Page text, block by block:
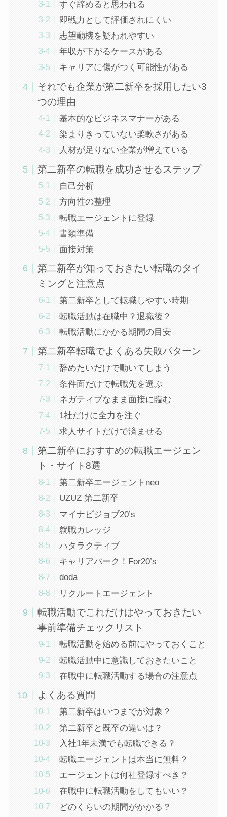
すぐ辞めると思われる
即戦力として評価されにくい
志望動機を疑われやすい
年収が下がるケースがある
キャリアに傷がつく可能性がある
それでも企業が第二新卒を採用したい3
つの理由
基本的なビジネスマナーがある
染まりきっていない柔軟さがある
人材が足りない企業が増えている
第二新卒の転職を成功させるステップ
自己分析
方向性の整理
転職エージェントに登録
書類準備
面接対策
第二新卒が知っておきたい転職のタイ
ミングと注意点
第二新卒として転職しやすい時期
転職活動は在職中？退職後？
転職活動にかかる期間の目安
第二新卒転職でよくある失敗パターン
辞めたいだけで動いてしまう
条件面だけで転職先を選ぶ
ネガティブなまま面接に臨む
1社だけに全力を注ぐ
求人サイトだけで済ませる
第二新卒におすすめの転職エージェン
ト・サイト8選
第二新卒エージェントneo
UZUZ 第二新卒
マイナビジョブ20’s
就職カレッジ
ハタラクティブ
キャリアパーク！For20’s
doda
リクルートエージェント
転職活動でこれだけはやっておきたい
事前準備チェックリスト
転職活動を始める前にやっておくこと
転職活動中に意識しておきたいこと
在職中に転職活動する場合の注意点
よくある質問
第二新卒はいつまでが対象？
第二新卒と既卒の違いは？
入社1年未満でも転職できる？
転職エージェントは本当に無料？
エージェントは何社登録すべき？
在職中に転職活動をしてもいい？
どのくらいの期間がかかる？